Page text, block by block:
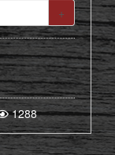
+
1288